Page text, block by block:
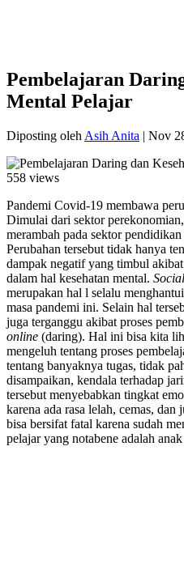
Pembelajaran
Mental Pelajar
Diposting oleh Asih Anita | Nov
558 views
Pandemi Covid-19 membawa
Dimulai dari sektor
merambah pada sektor
Perubahan tersebut tidak hanya
dampak negatif yang timbul
dalam hal kesehatan mental. Social
merupakan hal l selalu
masa pandemi ini. Selain hal
juga terganggu akibat proses
online (daring). Hal ini bisa kita
mengeluh tentang proses
tentang banyaknya tugas, tidak
disampaikan, kendala terhadap
tersebut menyebabkan tingkat
karena ada rasa lelah, cemas,
bisa bersifat fatal karena sudah
pelajar yang notabene adalah